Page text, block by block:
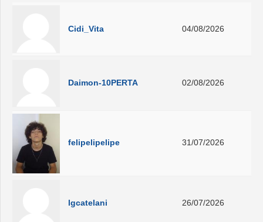
Cidi_Vita 04/08/2026
Daimon-10PERTA 02/08/2026
felipelipelipe 31/07/2026
lgcatelani 26/07/2026